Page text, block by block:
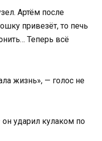
Артём после
привезёт, то печь
Теперь всё
жизнь», — голос не
ударил кулаком по